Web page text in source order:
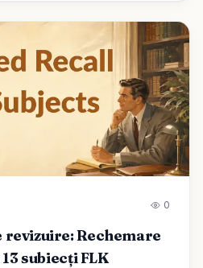
0
revizuire: Rechemare
subiecți FLK